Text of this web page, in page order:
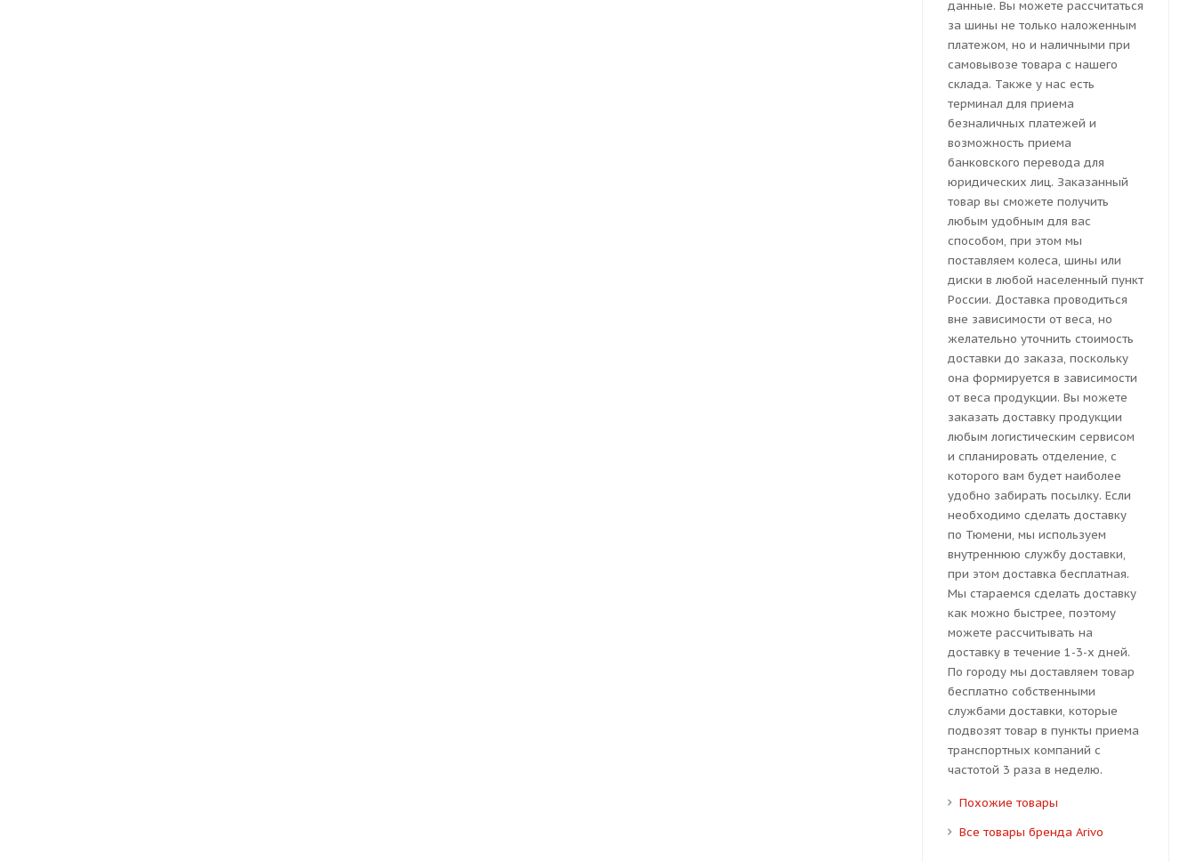
данные. Вы можете рассчитаться
за шины не только наложенным
платежом, но и наличными при
самовывозе товара с нашего
склада. Также у нас есть
терминал для приема
безналичных платежей и
возможность приема
банковского перевода для
юридических лиц. Заказанный
товар вы сможете получить
любым удобным для вас
способом, при этом мы
поставляем колеса, шины или
диски в любой населенный пункт
России. Доставка проводиться
вне зависимости от веса, но
желательно уточнить стоимость
доставки до заказа, поскольку
она формируется в зависимости
от веса продукции. Вы можете
заказать доставку продукции
любым логистическим сервисом
и спланировать отделение, с
которого вам будет наиболее
удобно забирать посылку. Если
необходимо сделать доставку
по Тюмени, мы используем
внутреннюю службу доставки,
при этом доставка бесплатная.
Мы стараемся сделать доставку
как можно быстрее, поэтому
можете рассчитывать на
доставку в течение 1-3-х дней.
По городу мы доставляем товар
бесплатно собственными
службами доставки, которые
подвозят товар в пункты приема
транспортных компаний с
частотой 3 раза в неделю.
Похожие товары
Все товары бренда Arivo